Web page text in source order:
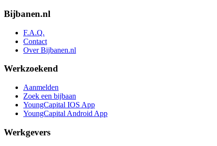
Bijbanen.nl
F.A.Q.
Contact
Over Bijbanen.nl
Werkzoekend
Aanmelden
Zoek een bijbaan
YoungCapital IOS App
YoungCapital Android App
Werkgevers